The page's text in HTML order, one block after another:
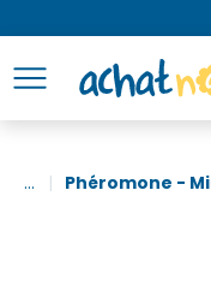
... Phéromone -